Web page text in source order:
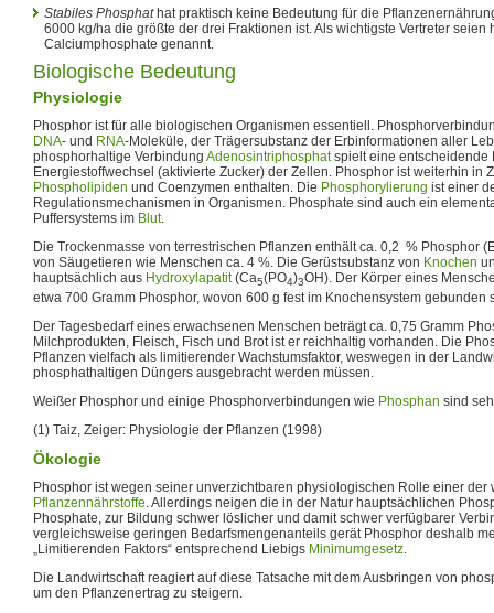
Stabiles Phosphathat praktisch keine Bedeutung für die
6000 kg/ha die größte der drei Fraktionen ist. Als wichtigste Vertreter seien
Calciumphosphate genannt.
Biologische Bedeutung
Physiologie
Phosphor ist für alle biologischen Organismen essentiell.
DNA- und RNA-Moleküle, der Trägersubstanz der Erbinformationen aller
phosphorhaltige Verbindung Adenosintriphosphatspielt eine entscheidende
Energiestoffwechsel (aktivierte Zucker) der Zellen. Phosphor ist weiterhin in
Phospholipiden und Coenzymen enthalten. Die Phosphorylierung ist einer
Regulationsmechanismen in Organismen. Phosphate sind auch ein
Puffersystems im Blut.
Die Trockenmasse von terrestrischen Pflanzen enthält ca. 0,2 % Phosphor
von Säugetieren wie Menschen ca. 4 %. Die Gerüstsubstanz von Knochen
hauptsächlich aus Hydroxylapatit(Ca5(PO4)3OH). Der Körper eines
etwa 700 Gramm Phosphor, wovon 600 g fest im Knochensystem gebunden
Der Tagesbedarf eines erwachsenen Menschen beträgt ca. 0,75 Gramm
Milchprodukten, Fleisch, Fisch und Brot ist er reichhaltig vorhanden. Die
Pflanzen vielfach als limitierender Wachstumsfaktor, weswegen in der
phosphathaltigen Düngers ausgebracht werden müssen.
Weißer Phosphor und einige Phosphorverbindungen wie Phosphan sind
(1) Taiz, Zeiger: Physiologie der Pflanzen (1998)
Ökologie
Phosphor ist wegen seiner unverzichtbaren physiologischen Rolle einer der
Pflanzennährstoffe. Allerdings neigen die in der Natur hauptsächlichen
Phosphate, zur Bildung schwer löslicher und damit schwer verfügbarer
vergleichsweise geringen Bedarfsmengenanteils gerät Phosphor deshalb
„Limitierenden Faktors“ entsprechend Liebigs Minimumgesetz.
Die Landwirtschaft reagiert auf diese Tatsache mit dem Ausbringen von
um den Pflanzenertrag zu steigern.